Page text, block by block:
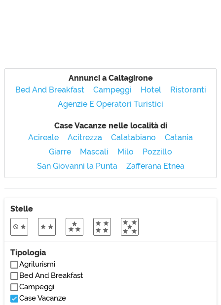
Annunci a Caltagirone
Bed And Breakfast
Campeggi Hotel
Ristoranti
Agenzie E Operatori Turistici
Case Vacanze nelle località di
Acireale
Acitrezza Calatabiano
Catania
Giarre
Mascali Milo
Pozzillo
San Giovanni la Punta
Zafferana Etnea
Stelle
Tipologia
Agriturismi
Bed And Breakfast
Campeggi
Case Vacanze